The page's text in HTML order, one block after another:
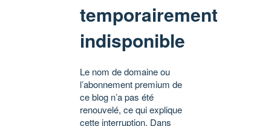
temporairement
indisponible
Le nom de domaine ou
l’abonnement premium de
ce blog n’a pas été
renouvelé, ce qui explique
cette interruption. Dans